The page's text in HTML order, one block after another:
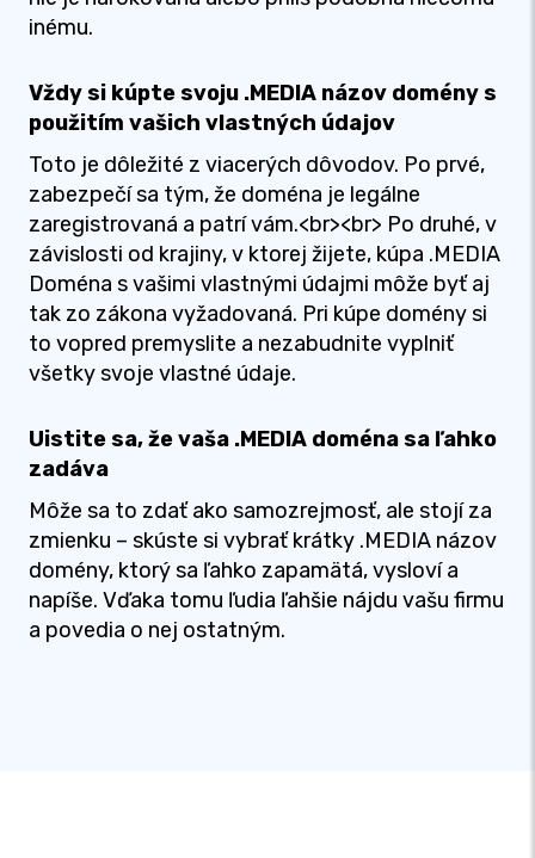
inému.
Vždy si kúpte svoju .MEDIA názov domény s
použitím vašich vlastných údajov
Toto je dôležité z viacerých dôvodov. Po prvé,
zabezpečí sa tým, že doména je legálne
zaregistrovaná a patrí vám.<br><br> Po druhé, v
závislosti od krajiny, v ktorej žijete, kúpa .MEDIA
Doména s vašimi vlastnými údajmi môže byť aj
tak zo zákona vyžadovaná. Pri kúpe domény si
to vopred premyslite a nezabudnite vyplniť
všetky svoje vlastné údaje.
Uistite sa, že vaša .MEDIA doména sa ľahko
zadáva
Môže sa to zdať ako samozrejmosť, ale stojí za
zmienku – skúste si vybrať krátky .MEDIA názov
domény, ktorý sa ľahko zapamätá, vysloví a
napíše. Vďaka tomu ľudia ľahšie nájdu vašu firmu
a povedia o nej ostatným.